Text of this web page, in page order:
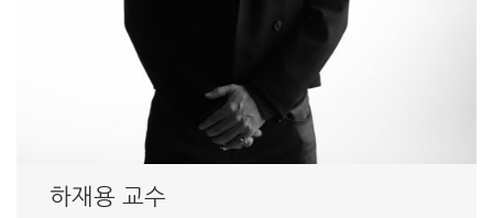
하재용 교수